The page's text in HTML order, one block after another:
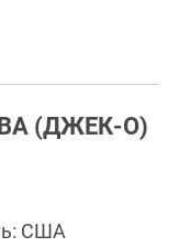
(ДЖЕК-О)
США